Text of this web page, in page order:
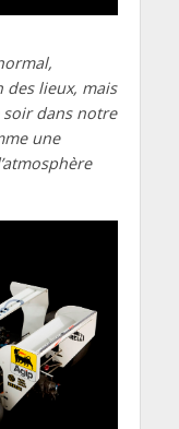
des lieux, mais
dans notre
une